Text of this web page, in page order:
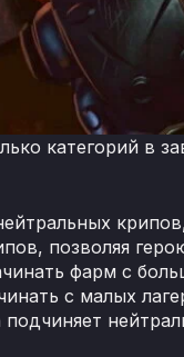
категорий в
позволяя
фарм с
с малых